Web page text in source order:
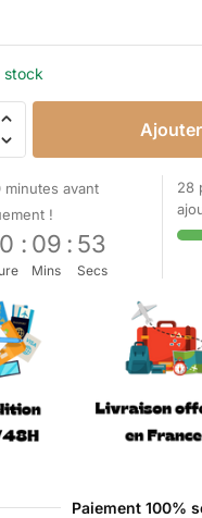
stock
minutes avant
!
: 09
Mins
: 52
Secs
28
Paiement 100%